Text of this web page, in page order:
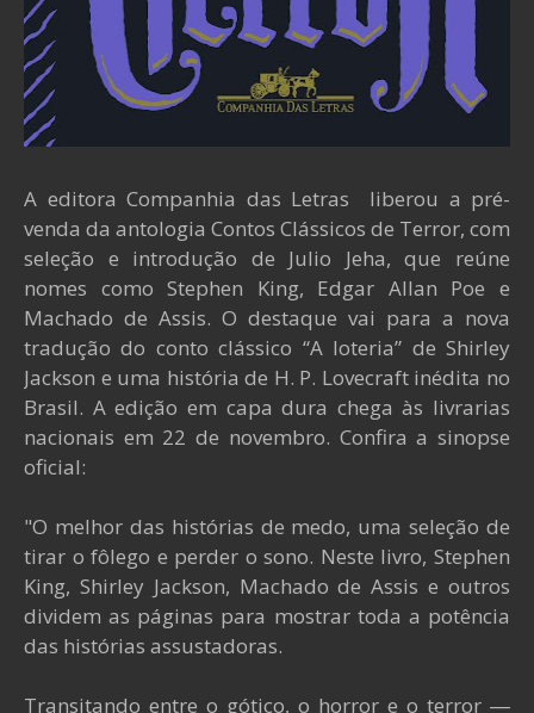
A editora Companhia das Letras liberou a pré-
venda da antologia Contos Clássicos de Terror, com
seleção e introdução de Julio Jeha, que reúne
nomes como Stephen King, Edgar Allan Poe e
Machado de Assis. O destaque vai para a nova
tradução do conto clássico “A loteria” de Shirley
Jackson e uma história de H. P. Lovecraft inédita no
Brasil. A edição em capa dura chega às livrarias
nacionais em 22 de novembro. Confira a sinopse
oficial:
"O melhor das histórias de medo, uma seleção de
tirar o fôlego e perder o sono. Neste livro, Stephen
King, Shirley Jackson, Machado de Assis e outros
dividem as páginas para mostrar toda a potência
das histórias assustadoras.
Transitando entre o gótico, o horror e o terror ―